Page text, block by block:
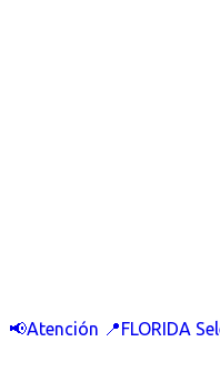
📢Atención 📍FLORIDA